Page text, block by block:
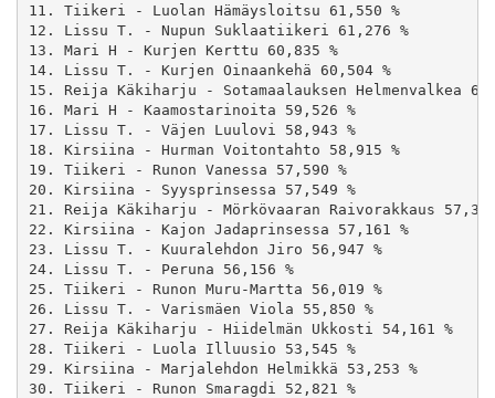
11. Tiikeri - Luolan Hämäysloitsu 61,550 %
12. Lissu T. - Nupun Suklaatiikeri 61,276 %
13. Mari H - Kurjen Kerttu 60,835 %
14. Lissu T. - Kurjen Oinaankehä 60,504 %
15. Reija Käkiharju - Sotamaalauksen Helmenvalkea
16. Mari H - Kaamostarinoita 59,526 %
17. Lissu T. - Väjen Luulovi 58,943 %
18. Kirsiina - Hurman Voitontahto 58,915 %
19. Tiikeri - Runon Vanessa 57,590 %
20. Kirsiina - Syysprinsessa 57,549 %
21. Reija Käkiharju - Mörkövaaran Raivorakkaus
22. Kirsiina - Kajon Jadaprinsessa 57,161 %
23. Lissu T. - Kuuralehdon Jiro 56,947 %
24. Lissu T. - Peruna 56,156 %
25. Tiikeri - Runon Muru-Martta 56,019 %
26. Lissu T. - Varismäen Viola 55,850 %
27. Reija Käkiharju - Hiidelmän Ukkosti 54,161 %
28. Tiikeri - Luola Illuusio 53,545 %
29. Kirsiina - Marjalehdon Helmikkä 53,253 %
30. Tiikeri - Runon Smaragdi 52,821 %